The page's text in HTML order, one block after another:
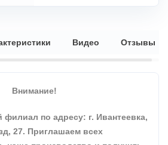
Видео Отзывы
Внимание!
по адресу: г. Ивантеевка,
27. Приглашаем всех